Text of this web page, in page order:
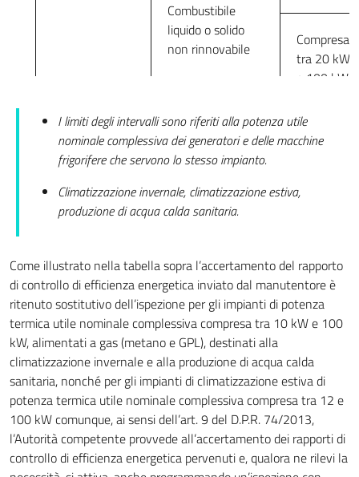
Combustibile
liquido o solido
non rinnovabile
Compresa
tra 20 kW
e 100 kW
Superiore a
100 kW
Tutti(2)
frigorifere/Pompe
di
calore
e 100 kW
Superiore a
Cogenerazione e
teleriscaldamento
Superiore a
100kW
I limiti degli intervalli sono riferiti alla potenza utile
nominale complessiva dei generatori e delle macchine
frigorifere che servono lo stesso impianto.
Climatizzazione invernale, climatizzazione estiva,
produzione di acqua calda sanitaria.
Come illustrato nella tabella sopra l’accertamento del rapporto
di controllo di efficienza energetica inviato dal manutentore è
ritenuto sostitutivo dell’ispezione per gli impianti di potenza
termica utile nominale complessiva compresa tra 10 kW e 100
kW, alimentati a gas (metano e GPL), destinati alla
climatizzazione invernale e alla produzione di acqua calda
sanitaria, nonché per gli impianti di climatizzazione estiva di
potenza termica utile nominale complessiva compresa tra 12 e
100 kW comunque, ai sensi dell’art. 9 del D.P.R. 74/2013,
l’Autorità competente provvede all’accertamento dei rapporti di
controllo di efficienza energetica pervenuti e, qualora ne rilevi la